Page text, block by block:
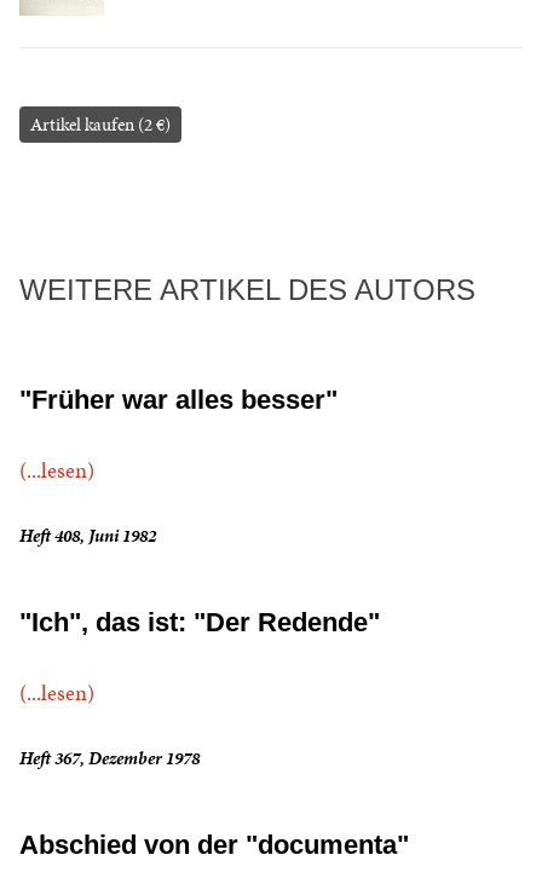
Artikel kaufen (2 €)
WEITERE ARTIKEL DES AUTORS
"Früher war alles besser"
(...lesen)
Heft 408, Juni 1982
"Ich", das ist: "Der Redende"
(...lesen)
Heft 367, Dezember 1978
Abschied von der "documenta"